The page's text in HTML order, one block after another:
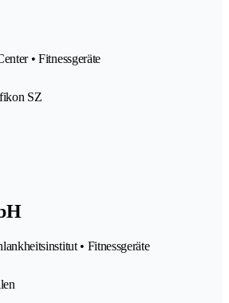
• Fitnessgeräte
SZ
• Fitnessgeräte